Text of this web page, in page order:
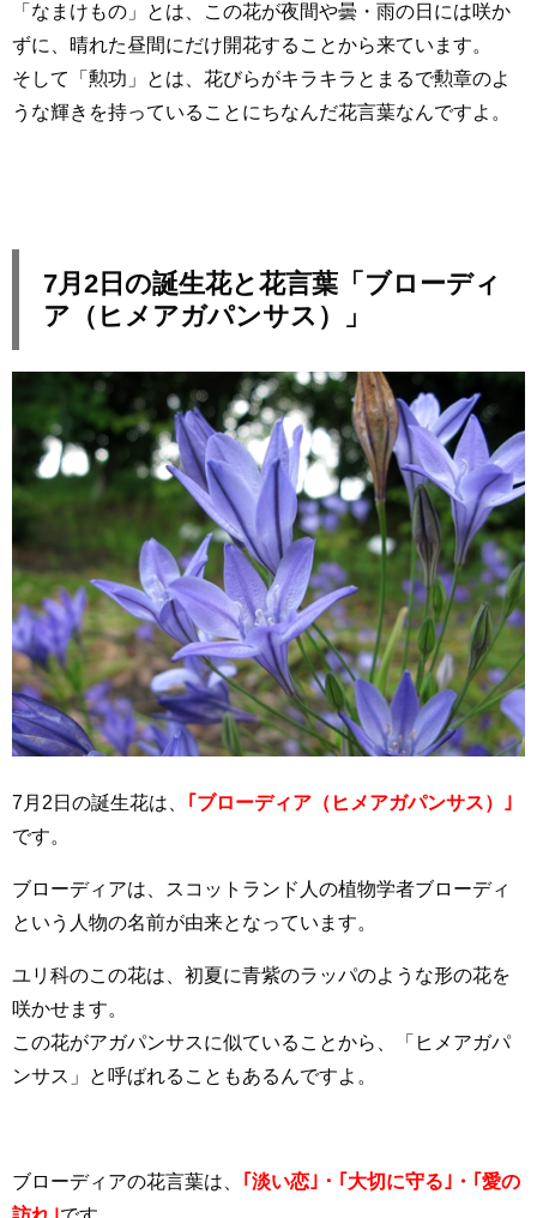
「なまけもの」とは、この花が夜間や曇・雨の日には咲か
ずに、晴れた昼間にだけ開花することから来ています。
そして「勲功」とは、花びらがキラキラとまるで勲章のよ
うな輝きを持っていることにちなんだ花言葉なんですよ。
7月2日の誕生花と花言葉「ブローディ
ア（ヒメアガパンサス）」
7月2日の誕生花は、
｢ブローディア（ヒメアガパンサス）｣
です。
ブローディアは、スコットランド人の植物学者ブローディ
という人物の名前が由来となっています。
ユリ科のこの花は、初夏に青紫のラッパのような形の花を
咲かせます。
この花がアガパンサスに似ていることから、「ヒメアガパ
ンサス」と呼ばれることもあるんですよ。
ブローディアの花言葉は、
｢淡い恋｣・｢大切に守る｣・｢愛の